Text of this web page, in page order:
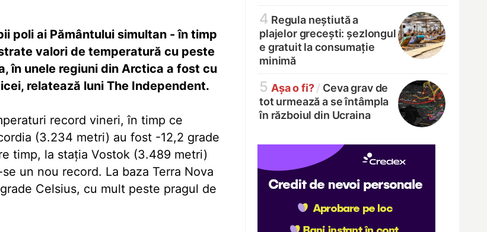
4 Regula neștiută a
plajelor grecești: șezlongul
e gratuit la consumație
minimă
5 Așa o fi? / Ceva grav de
tot urmează a se întâmpla
în războiul din Ucraina
poli ai Pământului simultan - în timp
valori de temperatură cu peste
în unele regiuni din Arctica a fost cu
relatează luni The Independent.
record vineri, în timp ce
(3.234 metri) au fost -12,2 grade
timp, la staţia Vostok (3.489 metri)
un nou record. La baza Terra Nova
Celsius, cu mult peste pragul de